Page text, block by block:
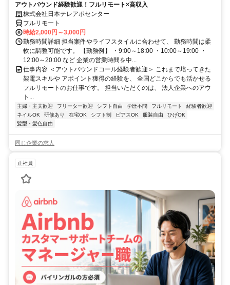
アウトバウンド経験歓迎！フルリモート×高収入
株式会社日本テレアポセンター
フルリモート
時給2,000円～3,000円
勤務時間詳細 担当案件やライフスタイルに合わせて、 勤務時間は柔
軟に調整可能です。 【勤務例】 ・9:00～18:00 ・10:00～19:00 ・
12:00～20:00 など 企業の営業時間を中...
仕事内容 ＜アウトバウンドコール経験者歓迎＞ これまで培ってきた
架電スキルや アポイント獲得の経験を、 全国どこからでも活かせる
フルリモートのお仕事です。 担当いただくのは、 法人企業へのアウ
ト...
主婦・主夫歓迎 フリーター歓迎 シフト自由 学歴不問 フルリモート
経験者歓迎
ネイルOK
研修あり 在宅OK シフト制 ピアスOK 服装自由
ひげOK
髪型・髪色自由
同じ企業の求人
正社員